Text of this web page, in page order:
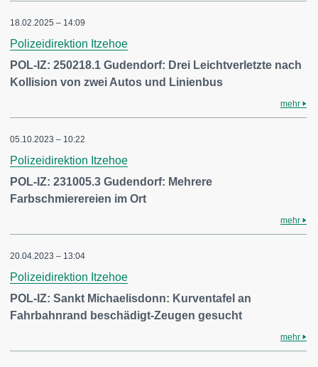
18.02.2025 – 14:09
Polizeidirektion Itzehoe
POL-IZ: 250218.1 Gudendorf: Drei Leichtverletzte nach
Kollision von zwei Autos und Linienbus
mehr
05.10.2023 – 10:22
Polizeidirektion Itzehoe
POL-IZ: 231005.3 Gudendorf: Mehrere
Farbschmierereien im Ort
mehr
20.04.2023 – 13:04
Polizeidirektion Itzehoe
POL-IZ: Sankt Michaelisdonn: Kurventafel an
Fahrbahnrand beschädigt-Zeugen gesucht
mehr